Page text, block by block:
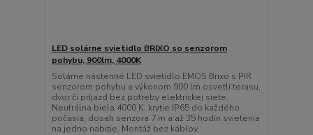
LED solárne svietidlo BRIXO so senzorom
pohybu, 900lm, 4000K
Solárne nástenné LED svietidlo EMOS Brixo s PIR
senzorom pohybu a výkonom 900 lm osvetlí terasu,
dvor či príjazd bez potreby elektrickej siete.
Neutrálna biela 4000 K, krytie IP65 do každého
počasia, dosah senzora 7 m a až 35 hodín svietenia
na jedno nabitie. Montáž bez káblov.